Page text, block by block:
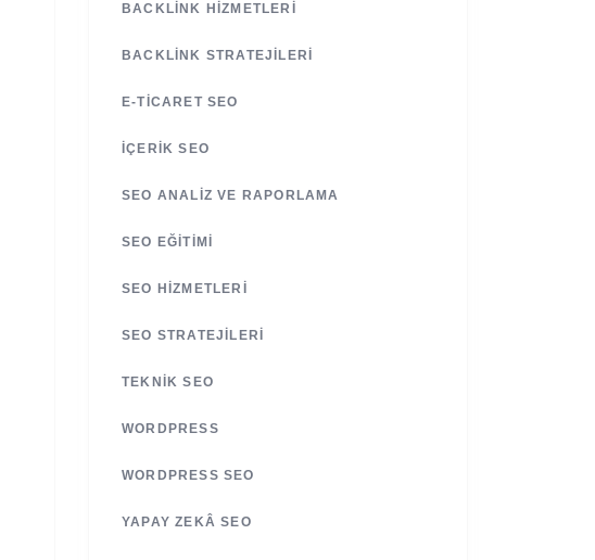
BACKLINK HIZMETLERI
BACKLINK STRATEJILERI
E-TICARET SEO
İÇERIK SEO
SEO ANALIZ VE RAPORLAMA
SEO EĞITIMI
SEO HIZMETLERI
SEO STRATEJILERI
TEKNIK SEO
WORDPRESS
WORDPRESS SEO
YAPAY ZEKÂ SEO